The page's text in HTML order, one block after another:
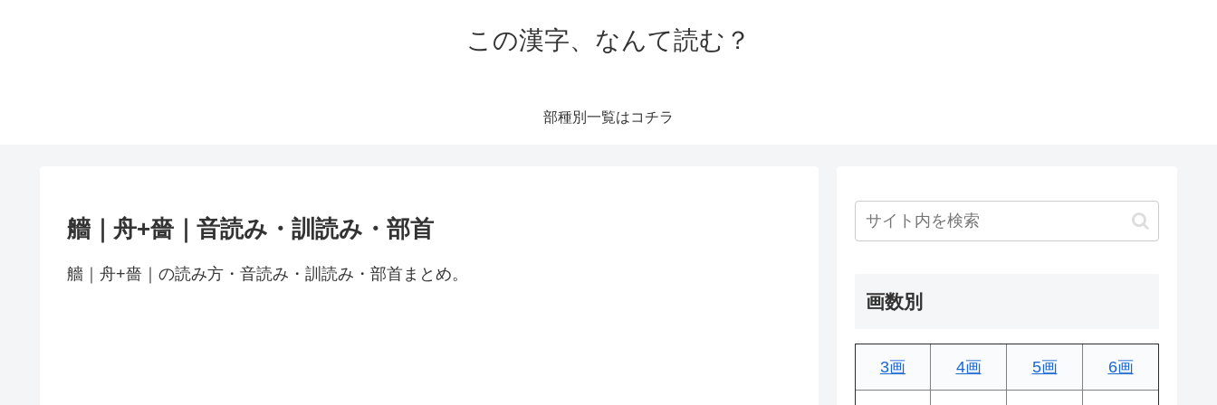
この漢字、なんて読む？
部種別一覧はコチラ
艢｜舟+嗇｜音読み・訓読み・部首
艢｜舟+嗇｜の読み方・音読み・訓読み・部首まとめ。
画数別
3画 4画 5画 6画